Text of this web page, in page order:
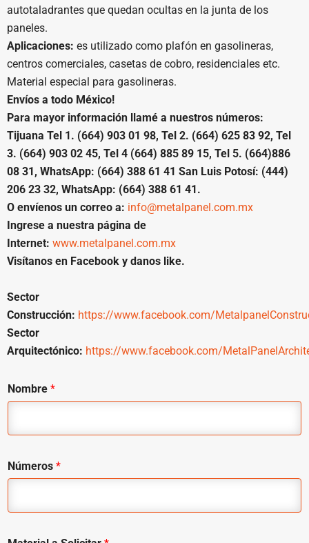
autotaladrantes que quedan ocultas en la junta de los
paneles.
Aplicaciones: es utilizado como plafón en gasolineras,
centros comerciales, casetas de cobro, residenciales etc.
Material especial para gasolineras.
Envíos a todo México!
Para mayor información llamé a nuestros números:
Tijuana Tel 1. (664) 903 01 98, Tel 2. (664) 625 83 92, Tel
3. (664) 903 02 45, Tel 4 (664) 885 89 15, Tel 5. (664)886
08 31, WhatsApp: (664) 388 61 41 San Luis Potosí: (444)
206 23 32, WhatsApp: (664) 388 61 41.
O envíenos un correo a: info@metalpanel.com.mx
Ingrese a nuestra página de
Internet: www.metalpanel.com.mx
Visítanos en Facebook y danos like.
Sector
Construcción: https://www.facebook.com/
Sector
Arquitectónico: https://www.facebook.com/
Nombre *
Números *